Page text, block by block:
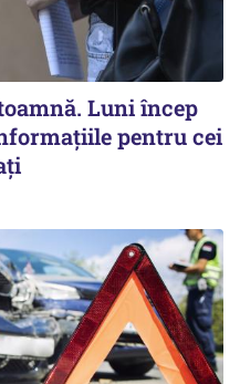
Luni încep
pentru cei